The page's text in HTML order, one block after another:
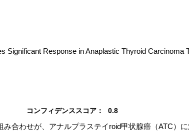
Significant Response in Anaplastic Thyroid Carcinoma
コンフィデンススコア： 0.8
合わせが、アナルプラステイroid甲状腺癌（ATC）